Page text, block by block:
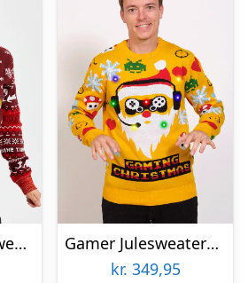
Wine Time Julesweater LED – dame / kvinder
Gamer Julesweateren – herre / mænd
kr. 349,95